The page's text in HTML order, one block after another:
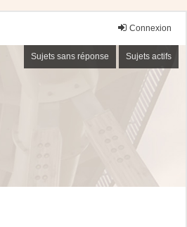
Connexion
Sujets sans réponse Sujets actifs